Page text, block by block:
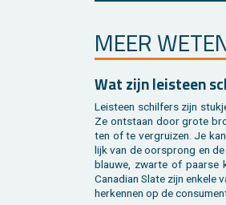
MEER
Wat zijn lei­steen
Lei­steen schil­fers zijn
Ze ont­staan door grote
ten of te ver­grui­zen. Je
lijk van de oor­sprong en
blau­we, zwar­te of paar­se
Ca­na­di­an Slate zijn en­ke­le
her­ken­nen op de